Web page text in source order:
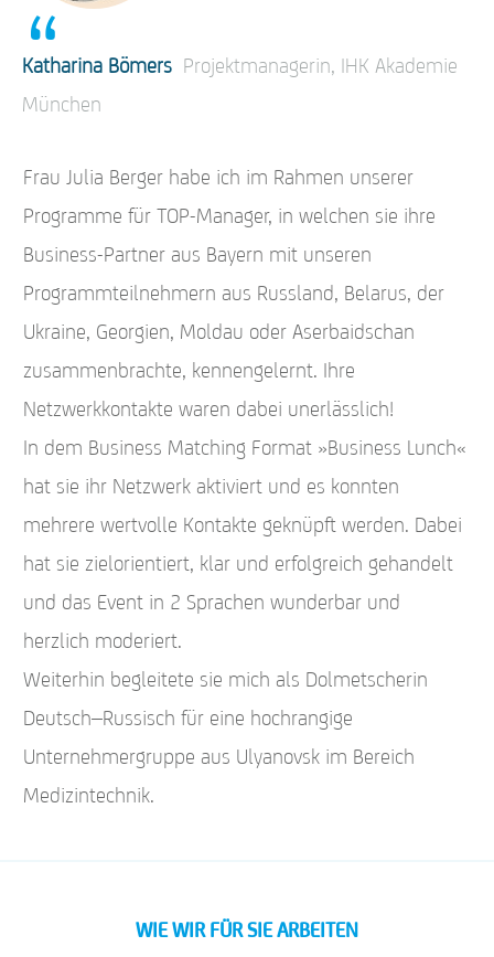
“
Katharina Bömers Projektmanagerin, IHK Akademie
München
Frau Julia Berger habe ich im Rahmen unserer
Programme für TOP-Manager, in welchen sie ihre
Business-Partner aus Bayern mit unseren
Programmteilnehmern aus Russland, Belarus, der
Ukraine, Georgien, Moldau oder Aserbaidschan
zusammenbrachte, kennengelernt. Ihre
Netzwerkkontakte waren dabei unerlässlich!
In dem Business Matching Format »Business Lunch«
hat sie ihr Netzwerk aktiviert und es konnten
mehrere wertvolle Kontakte geknüpft werden. Dabei
hat sie zielorientiert, klar und erfolgreich gehandelt
und das Event in 2 Sprachen wunderbar und
herzlich moderiert.
Weiterhin begleitete sie mich als Dolmetscherin
Deutsch–Russisch für eine hochrangige
Unternehmergruppe aus Ulyanovsk im Bereich
Medizintechnik.
WIE WIR FÜR SIE ARBEITEN